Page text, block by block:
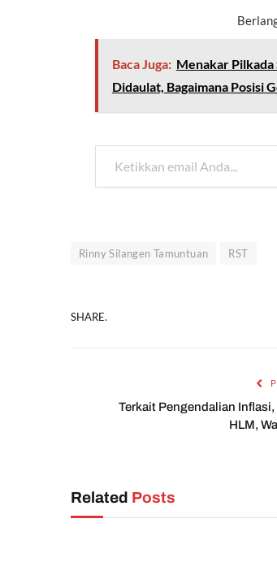
Baca Juga: Menakar Pilkada
Didaulat, Bagaimana Posisi
Ketikkan email Anda...
Rinny Silangen Tamuntuan RST
SHARE.
Terkait Pengendalian
HLM,
Related Posts